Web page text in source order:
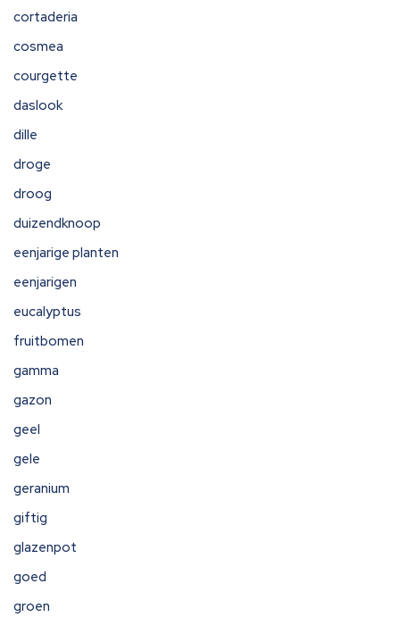
cortaderia
cosmea
courgette
daslook
dille
droge
droog
duizendknoop
eenjarige planten
eenjarigen
eucalyptus
fruitbomen
gamma
gazon
geel
gele
geranium
giftig
glazenpot
goed
groen